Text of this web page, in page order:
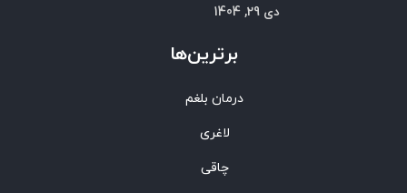
دی 29, 1404
برترین‌ها
درمان بلغم
لاغری
چاقی